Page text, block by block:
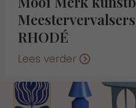
RHODÉ
Lees verder